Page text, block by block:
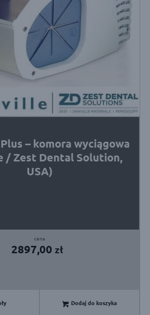
– komora wyciągowa
/ Zest Dental Solution,
USA)
2897,00 zł
Dodaj do koszyka